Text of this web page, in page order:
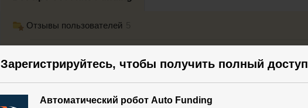
Зарегистрируйтесь, чтобы получить полный доступ
Автоматический робот Auto Funding
Отзывы пользователей
«Дополнительный доход для работающего пенсионера» 391